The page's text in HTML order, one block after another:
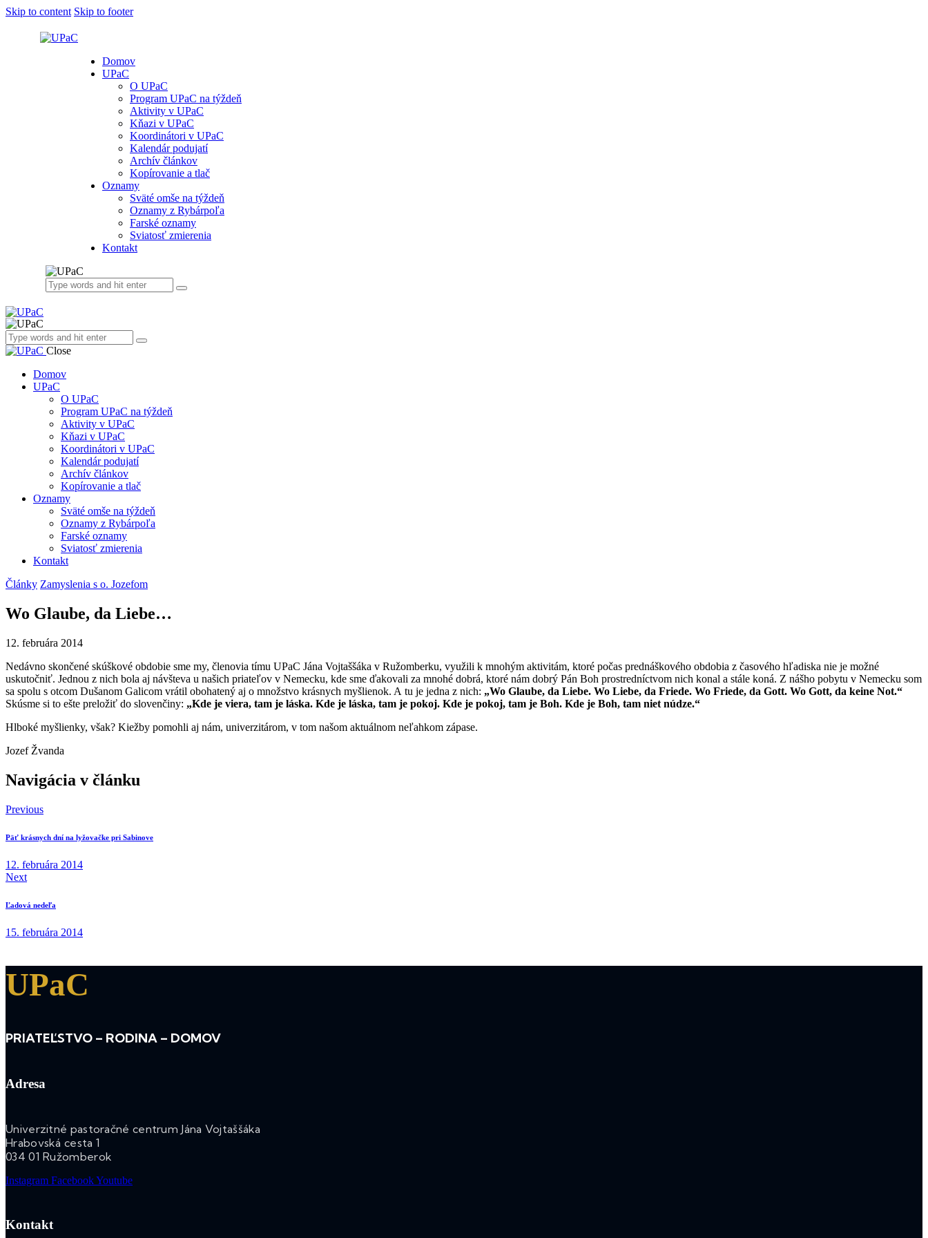
Skip to content Skip to footer
Domov
UPaC
O UPaC
Program UPaC na týždeň
Aktivity v UPaC
Kňazi v UPaC
Koordinátori v UPaC
Kalendár podujatí
Archív článkov
Kopírovanie a tlač
Oznamy
Sväté omše na týždeň
Oznamy z Rybárpoľa
Farské oznamy
Sviatosť zmierenia
Kontakt
Close
Domov
UPaC
O UPaC
Program UPaC na týždeň
Aktivity v UPaC
Kňazi v UPaC
Koordinátori v UPaC
Kalendár podujatí
Archív článkov
Kopírovanie a tlač
Oznamy
Sväté omše na týždeň
Oznamy z Rybárpoľa
Farské oznamy
Sviatosť zmierenia
Kontakt
Články Zamyslenia s o. Jozefom
Wo Glaube, da Liebe…
12. februára 2014
Nedávno skončené skúškové obdobie sme my, členovia tímu UPaC Jána Vojtaššáka v Ružomberku, využili k mnohým aktivitám, ktoré počas prednáškového obdobia z časového hľadiska nie je možné
uskutočniť. Jednou z nich bola aj návšteva u našich priateľov v Nemecku, kde sme ďakovali za mnohé dobrá, ktoré nám dobrý Pán Boh prostredníctvom nich konal a stále koná. Z nášho pobytu v Nemecku som
sa spolu s otcom Dušanom Galicom vrátil obohatený aj o množstvo krásnych myšlienok. A tu je jedna z nich: „Wo Glaube, da Liebe. Wo Liebe, da Friede. Wo Friede, da Gott. Wo Gott, da keine Not.“
Skúsme si to ešte preložiť do slovenčiny: „Kde je viera, tam je láska. Kde je láska, tam je pokoj. Kde je pokoj, tam je Boh. Kde je Boh, tam niet núdze.“
Hlboké myšlienky, však? Kiežby pomohli aj nám, univerzitárom, v tom našom aktuálnom neľahkom zápase.
Jozef Žvanda
Navigácia v článku
Previous
Päť krásnych dní na lyžovačke pri Sabinove
12. februára 2014
Next
Ľadová nedeľa
15. februára 2014
UPaC
PRIATEĽSTVO – RODINA – DOMOV
Adresa
Univerzitné pastoračné centrum Jána Vojtaššáka
Hrabovská cesta 1
034 01 Ružomberok
Instagram FacebookYoutube
Kontakt